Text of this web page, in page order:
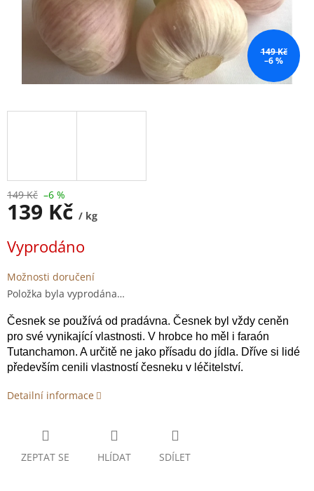
149 Kč
–6 %
149 Kč –6 %
139 Kč / kg
cena:
Vyprodáno
Možnosti doručení
Položka byla vyprodána…
Česnek se používá od pradávna. Česnek byl vždy ceněn
pro své vynikající vlastnosti. V hrobce ho měl i faraón
Tutanchamon. A určitě ne jako přísadu do jídla. Dříve si lidé
především cenili vlastností česneku v léčitelství.
Detailní informace
ZEPTAT SE HLÍDAT SDÍLET